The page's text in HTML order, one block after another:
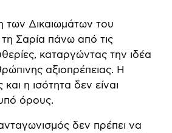
των Δικαιωμάτων του
Σαρία πάνω από τις
καταργώντας την ιδέα
αξιοπρέπειας. Η
η ισότητα δεν είναι
όρους.
δεν πρέπει να